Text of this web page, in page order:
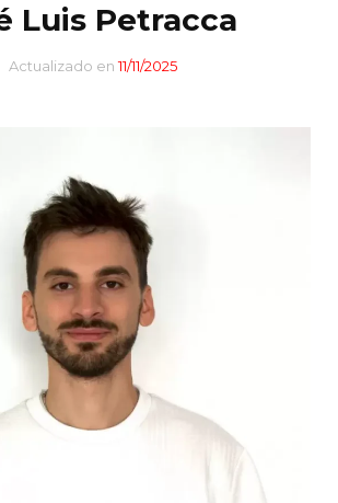
Luis Petracca
Actualizado en11/11/2025